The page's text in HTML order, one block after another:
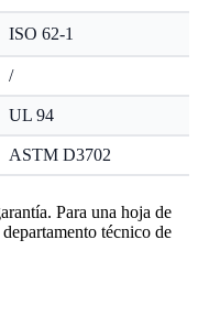
ISO 62-1
/
UL 94
ASTM D3702
Para una hoja de
técnico de